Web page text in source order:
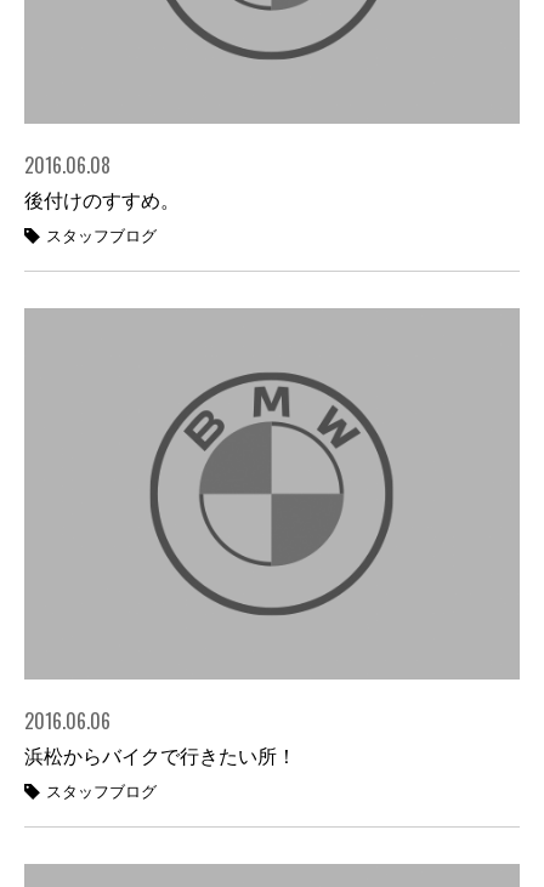
2016.06.08
後付けのすすめ。
スタッフブログ
2016.06.06
浜松からバイクで行きたい所！
スタッフブログ